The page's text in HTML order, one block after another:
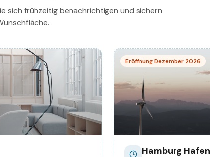
sich frühzeitig benachrichtigen und sichern
Eröffnung Dezember 2026
Hamburg Hafen